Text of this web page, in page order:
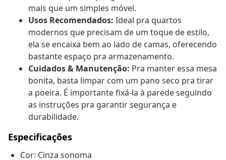
mais que um simples móvel.
Usos Recomendados: Ideal pra quartos
modernos que precisam de um toque de estilo,
ela se encaixa bem ao lado de camas, oferecendo
bastante espaço pra armazenamento.
Cuidados & Manutenção: Pra manter essa mesa
bonita, basta limpar com um pano seco pra tirar
a poeira. É importante fixá-la à parede seguindo
as instruções pra garantir segurança e
durabilidade.
Especificações
Cor: Cinza sonoma